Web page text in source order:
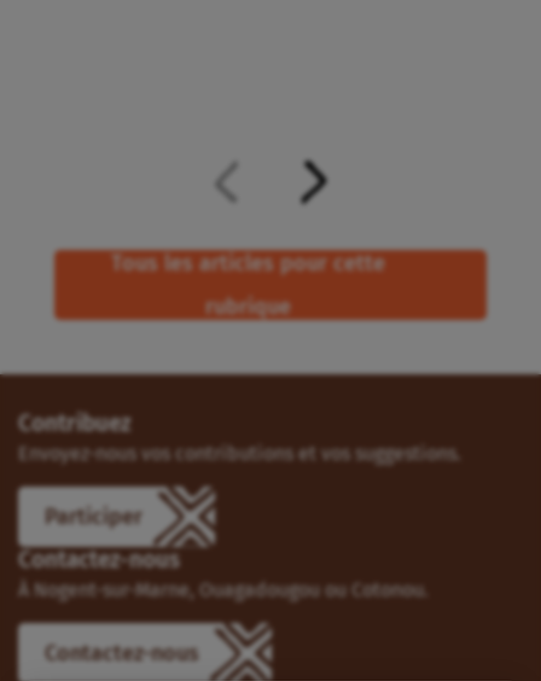
Tous les articles pour cette
rubrique
Contribuez
Envoyez-nous vos contributions et vos suggestions.
Participer
Contactez-nous
À Nogent-sur-Marne, Ouagadougou ou Cotonou.
Contactez-nous